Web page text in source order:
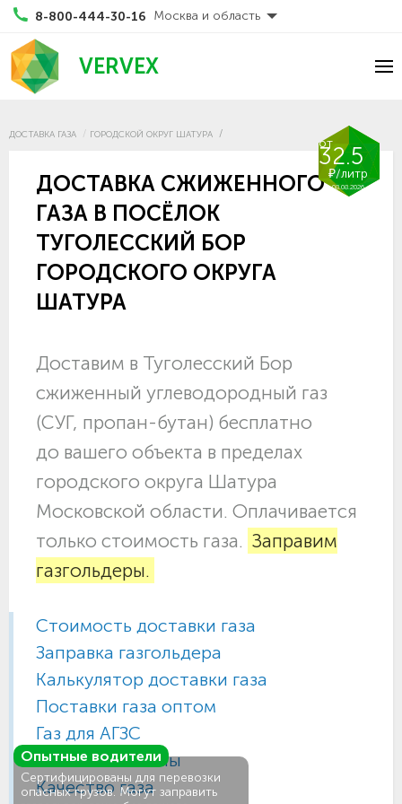
8-800-444-30-16 Москва и область
VERVEX
ДОСТАВКА ГАЗА ГОРОДСКОЙ ОКРУГ ШАТУРА
от
32.5
₽/литр
08.08.2026
ДОСТАВКА СЖИЖЕННОГО
ГАЗА В ПОСЁЛОК
ТУГОЛЕССКИЙ БОР
ГОРОДСКОГО ОКРУГА
ШАТУРА
Доставим в Туголесский Бор
сжиженный углеводородный газ
(СУГ, пропан-бутан) бесплатно
до вашего объекта в пределах
городского округа Шатура
Московской области. Оплачивается
только стоимость газа. Заправим
газгольдеры.
Стоимость доставки газа
Заправка газгольдера
Калькулятор доставки газа
Поставки газа оптом
Газ для АГЗС
Газовые баллоны
Качество газа
Опытные водители
Сертифицированы для перевозки
опасных грузов. Могут заправить